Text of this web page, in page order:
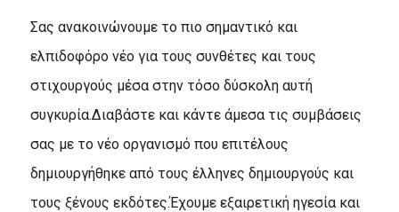
Σας ανακοινώνουμε το πιο σημαντικό και
ελπιδοφόρο νέο για τους συνθέτες και τους
στιχουργούς μέσα στην τόσο δύσκολη αυτή
συγκυρία.Διαβάστε και κάντε άμεσα τις συμβάσεις
σας με το νέο οργανισμό που επιτέλους
δημιουργήθηκε από τους έλληνες δημιουργούς και
τους ξένους εκδότες.Έχουμε εξαιρετική ηγεσία και